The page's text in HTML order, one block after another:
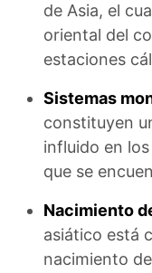
de Asia, el
oriental del
estaciones
Sistemas
constituyen
influido en
que se
Nacimiento
asiático está
nacimiento